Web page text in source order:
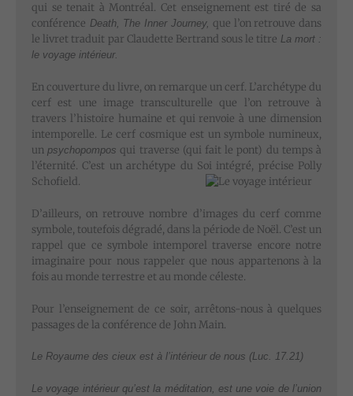
qui se tenait à Montréal. Cet enseignement est tiré de sa
conférence Death, The Inner Journey, que l’on retrouve dans
le livret traduit par Claudette Bertrand sous le titre La mort :
le voyage intérieur.
En couverture du livre, on remarque un cerf. L’archétype du
cerf est une image transculturelle que l’on retrouve à
travers l’histoire humaine et qui renvoie à une dimension
intemporelle. Le cerf cosmique est un symbole numineux,
unpsychopompos qui traverse (qui fait le pont) du temps à
l’éternité. C’est un archétype du Soi intégré, précise Polly
Schofield.
D’ailleurs, on retrouve nombre d’images du cerf comme
symbole, toutefois dégradé, dans la période de Noël. C’est un
rappel que ce symbole intemporel traverse encore notre
imaginaire pour nous rappeler que nous appartenons à la
fois au monde terrestre et au monde céleste.
Pour l’enseignement de ce soir, arrêtons-nous à quelques
passages de la conférence de John Main.
Le Royaume des cieux est à l’intérieur de nous (Luc. 17.21)
Le voyage intérieur qu’est la méditation, est une voie de l’union